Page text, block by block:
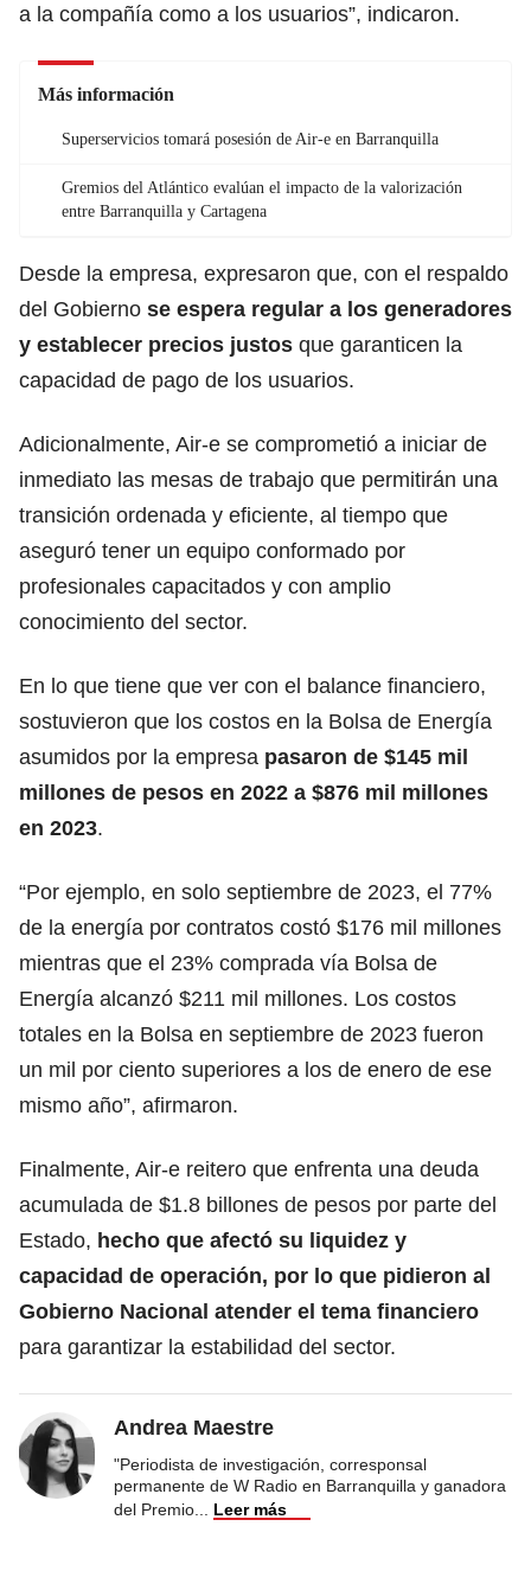
a la compañía como a los usuarios”, indicaron.
Más información
Superservicios tomará posesión de Air-e en Barranquilla
Gremios del Atlántico evalúan el impacto de la valorización
entre Barranquilla y Cartagena
Desde la empresa, expresaron que, con el respaldo
del Gobierno se espera regular a los generadores
y establecer precios justos que garanticen la
capacidad de pago de los usuarios.
Adicionalmente, Air-e se comprometió a iniciar de
inmediato las mesas de trabajo que permitirán una
transición ordenada y eficiente, al tiempo que
aseguró tener un equipo conformado por
profesionales capacitados y con amplio
conocimiento del sector.
En lo que tiene que ver con el balance financiero,
sostuvieron que los costos en la Bolsa de Energía
asumidos por la empresa pasaron de $145 mil
millones de pesos en 2022 a $876 mil millones
en 2023.
“Por ejemplo, en solo septiembre de 2023, el 77%
de la energía por contratos costó $176 mil millones
mientras que el 23% comprada vía Bolsa de
Energía alcanzó $211 mil millones. Los costos
totales en la Bolsa en septiembre de 2023 fueron
un mil por ciento superiores a los de enero de ese
mismo año”, afirmaron.
Finalmente, Air-e reitero que enfrenta una deuda
acumulada de $1.8 billones de pesos por parte del
Estado, hecho que afectó su liquidez y
capacidad de operación, por lo que pidieron al
Gobierno Nacional atender el tema financiero
para garantizar la estabilidad del sector.
Andrea Maestre
"Periodista de investigación, corresponsal
permanente de W Radio en Barranquilla y ganadora
del Premio
Leer más